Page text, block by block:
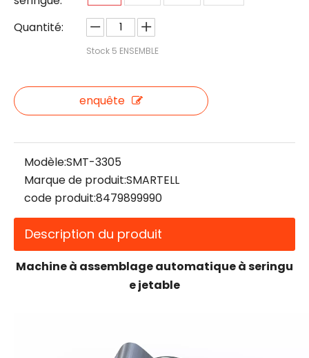
Quantité:
Stock 5 ENSEMBLE
enquête
Modèle:SMT-3305
Marque de produit:SMARTELL
code produit:8479899990
Description du produit
Machine à assemblage automatique à seringu
e jetable